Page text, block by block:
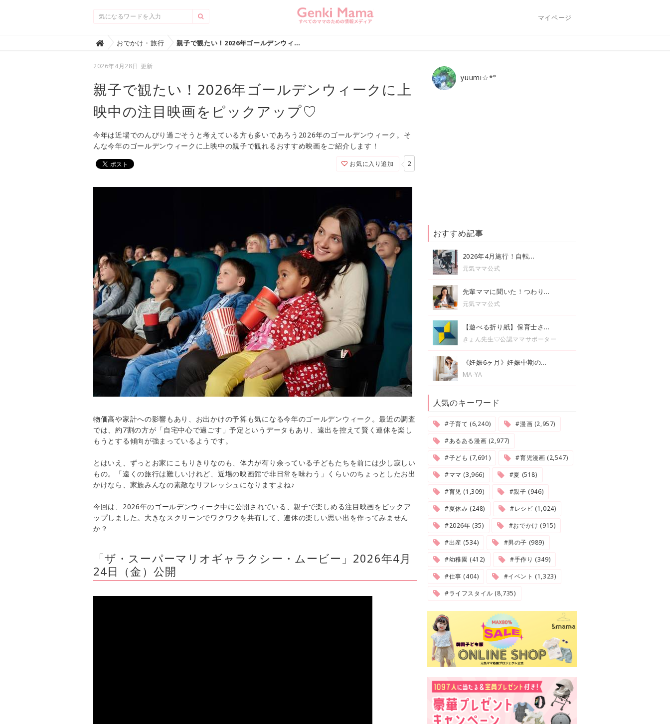
マイページ
Homeおでかけ・旅行 親子で観たい！2026年ゴールデンウィークに上映中の注目映画をピックアップ♡
2026年4月28日 更新
親子で観たい！2026年ゴールデンウィークに上
映中の注目映画をピックアップ♡
今年は近場でのんびり過ごそうと考えている方も多いであろう2026年のゴールデンウィーク。そ
んな今年のゴールデンウィークに上映中の親子で観れるおすすめ映画をご紹介します！
お気に入り追加 2
物価高や家計への影響もあり、お出かけの予算も気になる今年のゴールデンウィーク。最近の調査
では、約7割の方が「自宅中心で過ごす」予定というデータもあり、遠出を控えて賢く連休を楽し
もうとする傾向が強まっているようです。
とはいえ、ずっとお家にこもりきりなのも、体力が有り余っている子どもたちを前には少し寂しい
もの。「遠くの旅行は難しいけれど、近場の映画館で非日常を味わう」くらいのちょっとしたお出
かけなら、家族みんなの素敵なリフレッシュになりますよね♪
今回は、2026年のゴールデンウィーク中に公開されている、親子で楽しめる注目映画をピックア
ップしました。大きなスクリーンでワクワクを共有して、連休の楽しい思い出を作ってみません
か？
「ザ・スーパーマリオギャラクシー・ムービー」2026年4月
24日（金）公開
yuumi☆*°
おすすめ記事
2026年4月施行！自転...
元気ママ公式
先輩ママに聞いた！つわり...
元気ママ公式
【遊べる折り紙】保育士さ...
きょん先生♡公認ママサポーター
《妊娠6ヶ月》妊娠中期の...
MA-YA
人気のキーワード
#子育て (6,240)
#漫画 (2,957)
#あるある漫画 (2,977)
#子ども (7,691)
#育児漫画 (2,547)
#ママ (3,966)
#夏 (518)
#育児 (1,309)
#親子 (946)
#夏休み (248)
#レシピ (1,024)
#2026年 (35)
#おでかけ (915)
#出産 (534)
#男の子 (989)
#幼稚園 (412)
#手作り (349)
#仕事 (404)
#イベント (1,323)
#ライフスタイル (8,735)